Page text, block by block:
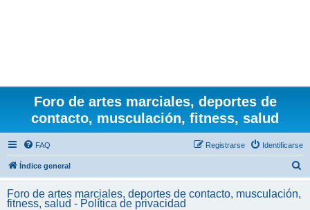
Foro de artes marciales, deportes de
contacto, musculación, fitness, salud
FAQ Identificarse
Registrarse
Índice general
Foro de artes marciales, deportes de contacto, musculación,
fitness, salud - Política de privacidad